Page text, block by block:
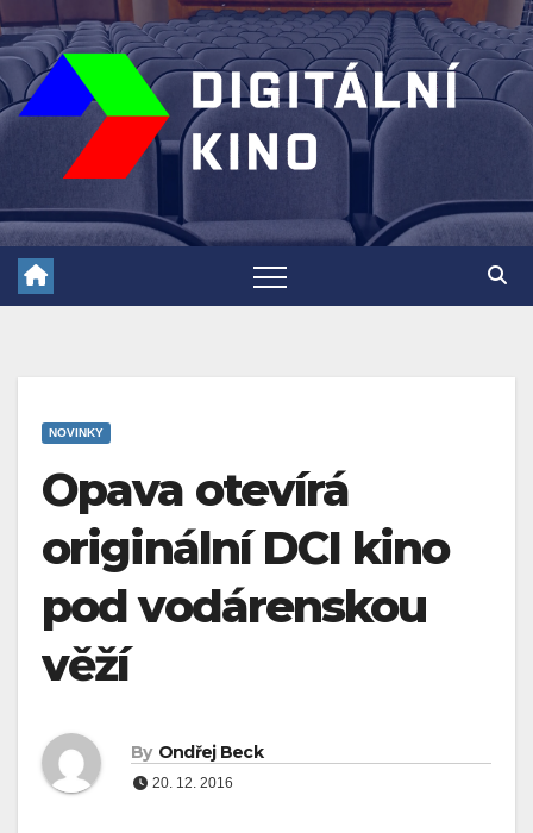
Skip
to
content
NOVINKY
Opava otevírá
originální DCI kino
pod vodárenskou
věží
By Ondřej Beck
20. 12. 2016